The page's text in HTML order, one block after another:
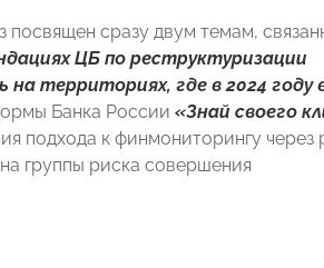
посвящен сразу двум темам,
ЦБ по реструктуризации
территориях, где в 2024 году
Банка России «Знай своего
подхода к финмониторингу через
группы риска совершения